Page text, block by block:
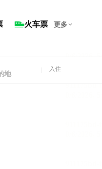
火车票 更多
入住